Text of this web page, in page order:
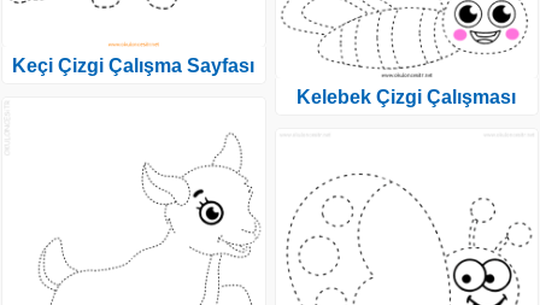
Keçi Çizgi Çalışma Sayfası
Kelebek Çizgi Çalışması